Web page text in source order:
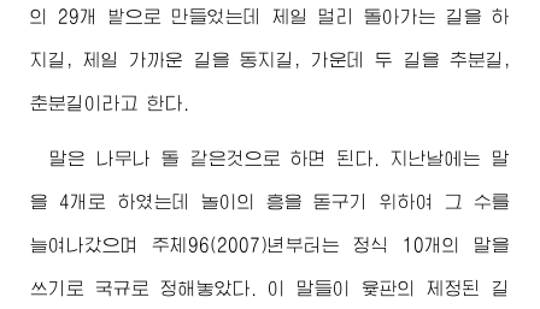
의 29개 밭으로 만들었는데 제일 멀리 돌아가는 길을 하
지길, 제일 가까운 길을 동지길, 가운데 두 길을 추분길,
춘분길이라고 한다.
말은 나무나 돌 같은것으로 하면 된다. 지난날에는 말
을 4개로 하였는데 놀이의 흥을 돋구기 위하여 그 수를
늘여나갔으며 주체96(2007)년부터는 정식 10개의 말을
쓰기로 국규로 정해놓았다. 이 말들이 윷판의 제정된 길